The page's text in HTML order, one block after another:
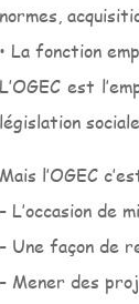
normes,
• La fonction
L’OGEC est
législation
Mais l’OGEC
– L’occasion de
– Une façon de
– Mener des